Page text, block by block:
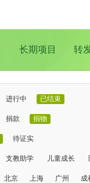
长期项目 转
进行中 已结束
捐款 捐物
待证实
支教助学 儿童成长
北京 上海 广州 成